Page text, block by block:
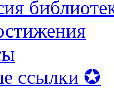
ссылки ✪